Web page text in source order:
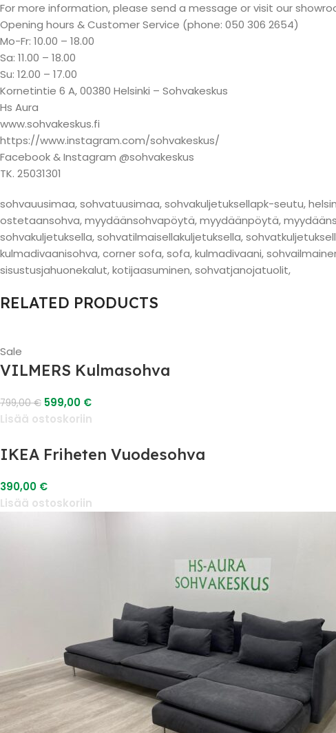
For more information, please send a message or visit our
Opening hours & Customer Service (phone: 050 306 2654)
Mo-Fr: 10.00 – 18.00
Sa: 11.00 – 18.00
Su: 12.00 – 17.00
Kornetintie 6 A, 00380 Helsinki – Sohvakeskus
Hs Aura
www.sohvakeskus.fi
https://www.instagram.com/sohvakeskus/
Facebook & Instagram @sohvakeskus
TK. 25031301
sohvauusimaa, sohvatuusimaa, sohvakuljetuksellapk-seutu,
ostetaansohva, myydäänsohvapöytä, myydäänpöytä,
sohvakuljetuksella, sohvatilmaisellakuljetuksella,
kulmadivaanisohva, corner sofa, sofa, kulmadivaani,
sisustusjahuonekalut, kotijaasuminen, sohvatjanojatuolit,
RELATED PRODUCTS
Sale
VILMERS Kulmasohva
799,00€ 599,00 €
Lisää ostoskoriin
IKEA Friheten Vuodesohva
390,00 €
Lisää ostoskoriin